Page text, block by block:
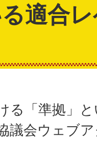
適合
る「準拠」
議会ウェブ